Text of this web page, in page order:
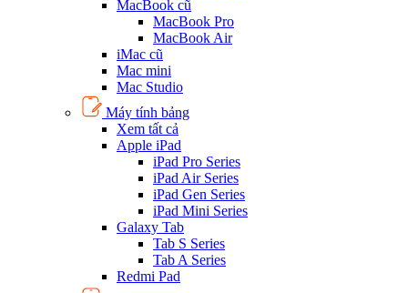
MacBook cũ
MacBook Pro
MacBook Air
iMac cũ
Mac mini
Mac Studio
Máy tính bảng
Xem tất cả
Apple iPad
iPad Pro Series
iPad Air Series
iPad Gen Series
iPad Mini Series
Galaxy Tab
Tab S Series
Tab A Series
Redmi Pad